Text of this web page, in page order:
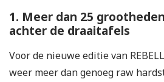
1. Meer dan 25
achter de draaitafels
Voor de nieuwe editie van
weer meer dan genoeg raw